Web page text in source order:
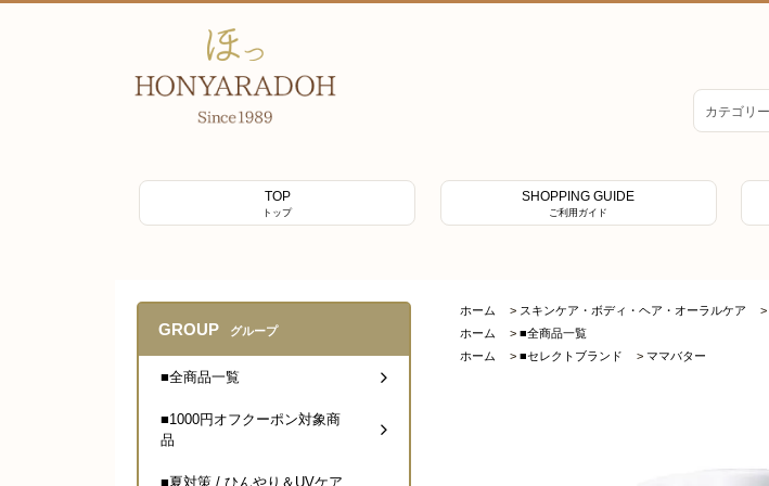
TOP
トップ
SHOPPING GUIDE
ご利用ガイド
ホーム > スキンケア・ボディ・ヘア・オーラルケア >
ホーム
> ■全商品一覧
ホーム
> ■セレクトブランド > ママバター
GROUP グループ
■全商品一覧
■1000円オフクーポン対象商
品
■夏対策 / ひんやり＆UVケア